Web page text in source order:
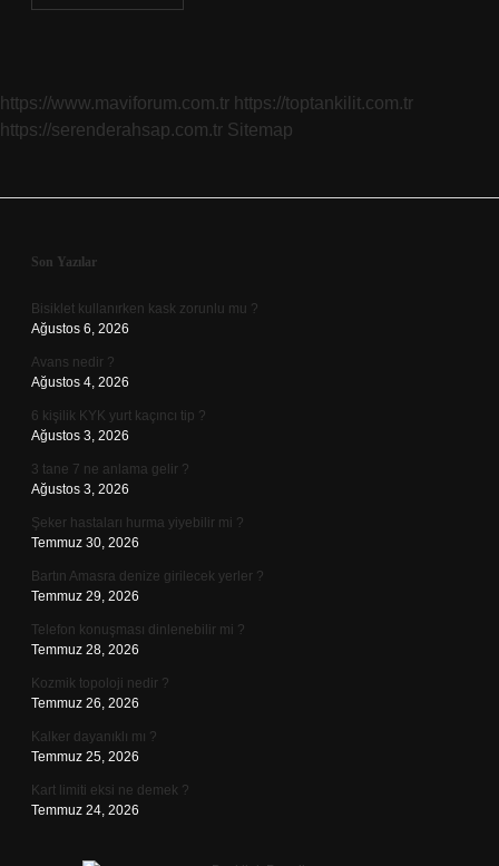
Ne
https://www.maviforum.com.tr https://toptankilit.com.tr
https://serenderahsap.com.tr Sitemap
Sidebar
Son Yazılar
Bisiklet kullanırken kask zorunlu mu ?
Ağustos 6, 2026
Avans nedir ?
Ağustos 4, 2026
6 kişilik KYK yurt kaçıncı tip ?
Ağustos 3, 2026
3 tane 7 ne anlama gelir ?
Ağustos 3, 2026
Şeker hastaları hurma yiyebilir mi ?
Temmuz 30, 2026
Bartın Amasra denize girilecek yerler ?
Temmuz 29, 2026
Telefon konuşması dinlenebilir mi ?
Temmuz 28, 2026
Kozmik topoloji nedir ?
Temmuz 26, 2026
Kalker dayanıklı mı ?
Temmuz 25, 2026
Kart limiti eksi ne demek ?
Temmuz 24, 2026